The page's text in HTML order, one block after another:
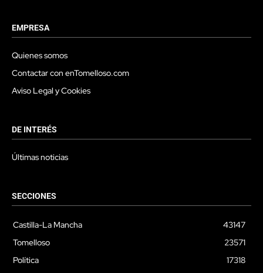
EMPRESA
Quienes somos
Contactar con enTomelloso.com
Aviso Legal y Cookies
DE INTERÉS
Últimas noticias
SECCIONES
Castilla-La Mancha
43147
Tomelloso
23571
Política
17318